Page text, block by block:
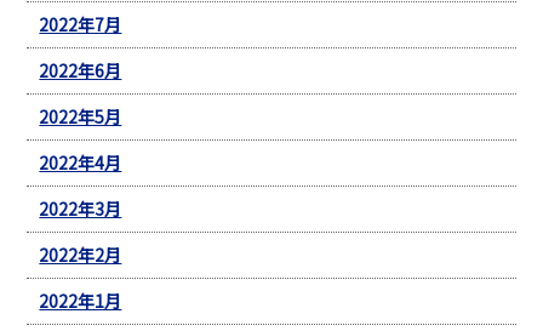
2022年7月
2022年6月
2022年5月
2022年4月
2022年3月
2022年2月
2022年1月